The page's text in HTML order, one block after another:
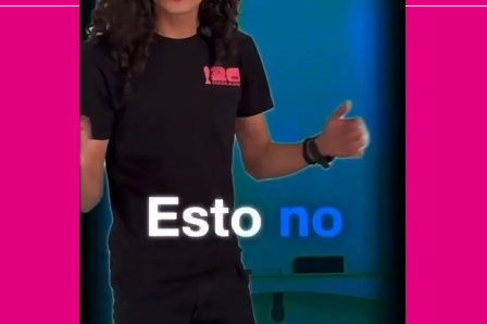
El Universal
Vive USA
Clase
De 10 sports
DeDinero
Confabulario